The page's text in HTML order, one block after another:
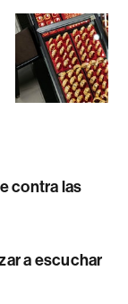
contra las
a escuchar